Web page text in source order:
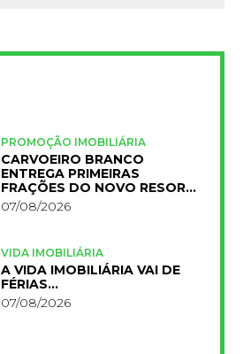
PROMOÇÃO IMOBILIÁRIA
CARVOEIRO BRANCO
ENTREGA PRIMEIRAS
FRAÇÕES DO NOVO RESORT
PRIMELIFE
07/08/2026
VIDA IMOBILIÁRIA
A VIDA IMOBILIÁRIA VAI DE
FÉRIAS…
07/08/2026